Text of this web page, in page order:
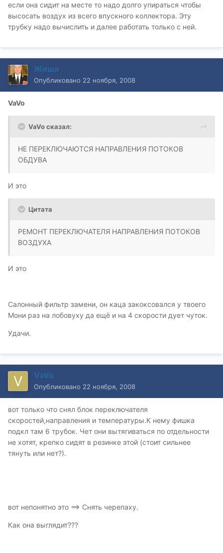
если она сидит на месте то надо долго упираться чтобы
высосать воздух из всего впускного коллектора. Эту
трубку надо вычислить и далее работать только с ней.
Жиша
Опубликовано 22 ноября, 2008
VaVo
VaVo сказал:
НЕ ПЕРЕКЛЮЧАЮТСЯ НАПРАВЛЕНИЯ ПОТОКОВ
ОБДУВА
И это
Цитата
РЕМОНТ ПЕРЕКЛЮЧАТЕЛЯ НАПРАВЛЕНИЯ ПОТОКОВ
ВОЗДУХА
И это
Салонный фильтр замени, он каца закоксовался у твоего
Мони раз на лобовуху да ещё и на 4 скорости дует чуток.
Удачи.
VaVo
Опубликовано 22 ноября, 2008
вот только что снял блок переключателя
скоростей,направления и температуры.К нему фишка
подкл там 6 трубок. Чет они вытягиваться по отдельности
не хотят, крепко сидят в резинке этой (стоит сильнее
тянуть или нет?).
вот непонятно это ==> Снять черепаху.
Как она выглядит???